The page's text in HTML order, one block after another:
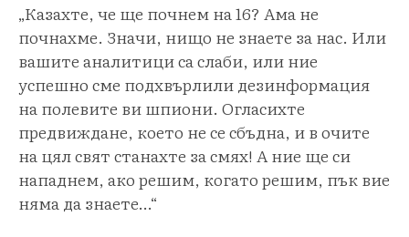
„Казахте, че ще почнем на 16? Ама не
почнахме. Значи, нищо не знаете за нас. Или
вашите аналитици са слаби, или ние
успешно сме подхвърлили дезинформация
на полевите ви шпиони. Огласихте
предвиждане, което не се сбъдна, и в очите
на цял свят станахте за смях! А ние ще си
нападнем, ако решим, когато решим, пък вие
няма да знаете…“